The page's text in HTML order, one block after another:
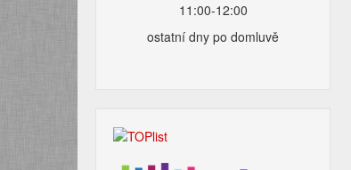
11:00-12:00
ostatní dny po domluvě